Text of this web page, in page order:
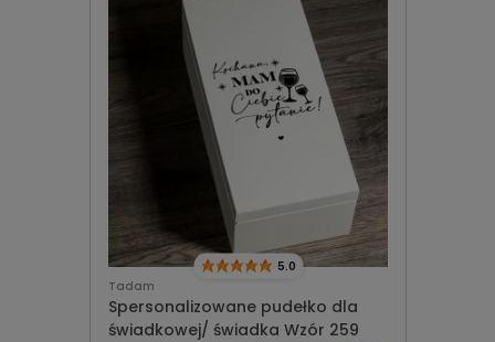
Tadam
Spersonalizowane pudełko dla
świadkowej/ świadka Wzór 259
5.0